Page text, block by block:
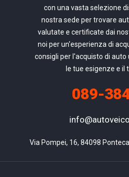
con una vasta selezione
nostra sede per trovare
valutate e certificate dai
noi per un'esperienza di
consigli per l'acquisto di
le tue esigenze e il
089-
Via Pompei, 16, 84098